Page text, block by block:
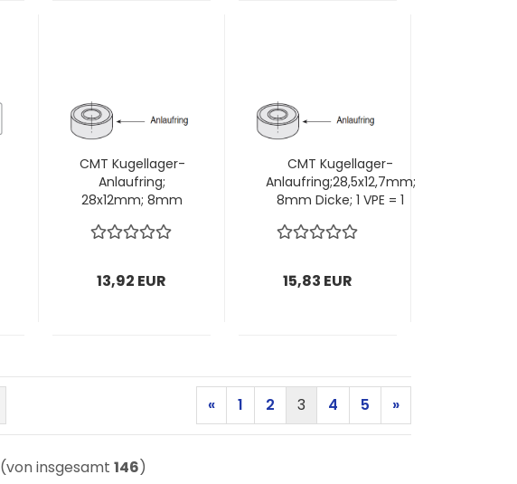
CMT Kugellager-
Anlaufring;
28x12mm; 8mm
1Stück
13,92 EUR
CMT Kugellager-
Anlaufring;28,5x12,7mm;
8mm Dicke; 1 VPE = 1
15,83 EUR
« 1 2 3 4 5 »
(von insgesamt 146)